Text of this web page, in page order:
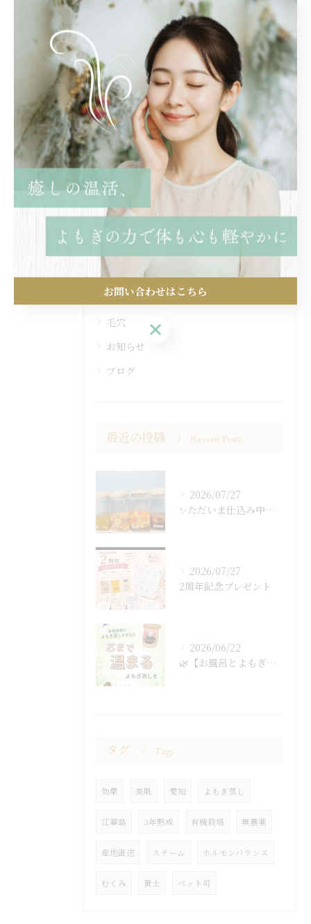
< 前のページ 一覧に戻る 次のページ >
カテゴリー Categories
全てのカテゴリー
産後
妊活
更年期
毛穴
お知らせ
ブログ
最近の投稿 Recent Posts
2026/07/27
✨ただいま仕込み中…✨
2026/07/27
2周年記念プレゼント
2026/06/22
🌿【お風呂とよもぎ蒸しの違い】🌿
タグ Tags
効果 美肌 愛知 よもぎ蒸し
江華島 3年熟成 有機栽培 無農薬
産地直送 スチーム ホルモンバランス
むくみ 黄土 ペット可
お問い合わせはこちら
お問い合わせはこちら